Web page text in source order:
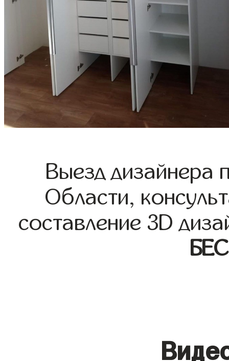
Выезд дизайнера
Области,
составление 3D